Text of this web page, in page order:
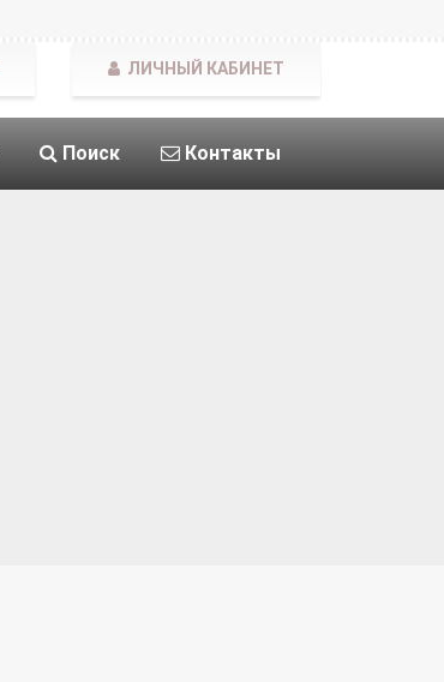
Поиск Контакты
ЛИЧНЫЙ КАБИНЕТ